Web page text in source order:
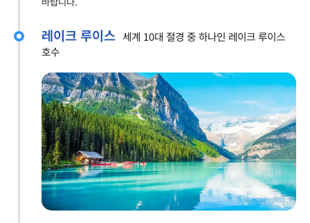
레이크 루이스 세계 10대 절경 중 하나인 레이크 루이스
호수